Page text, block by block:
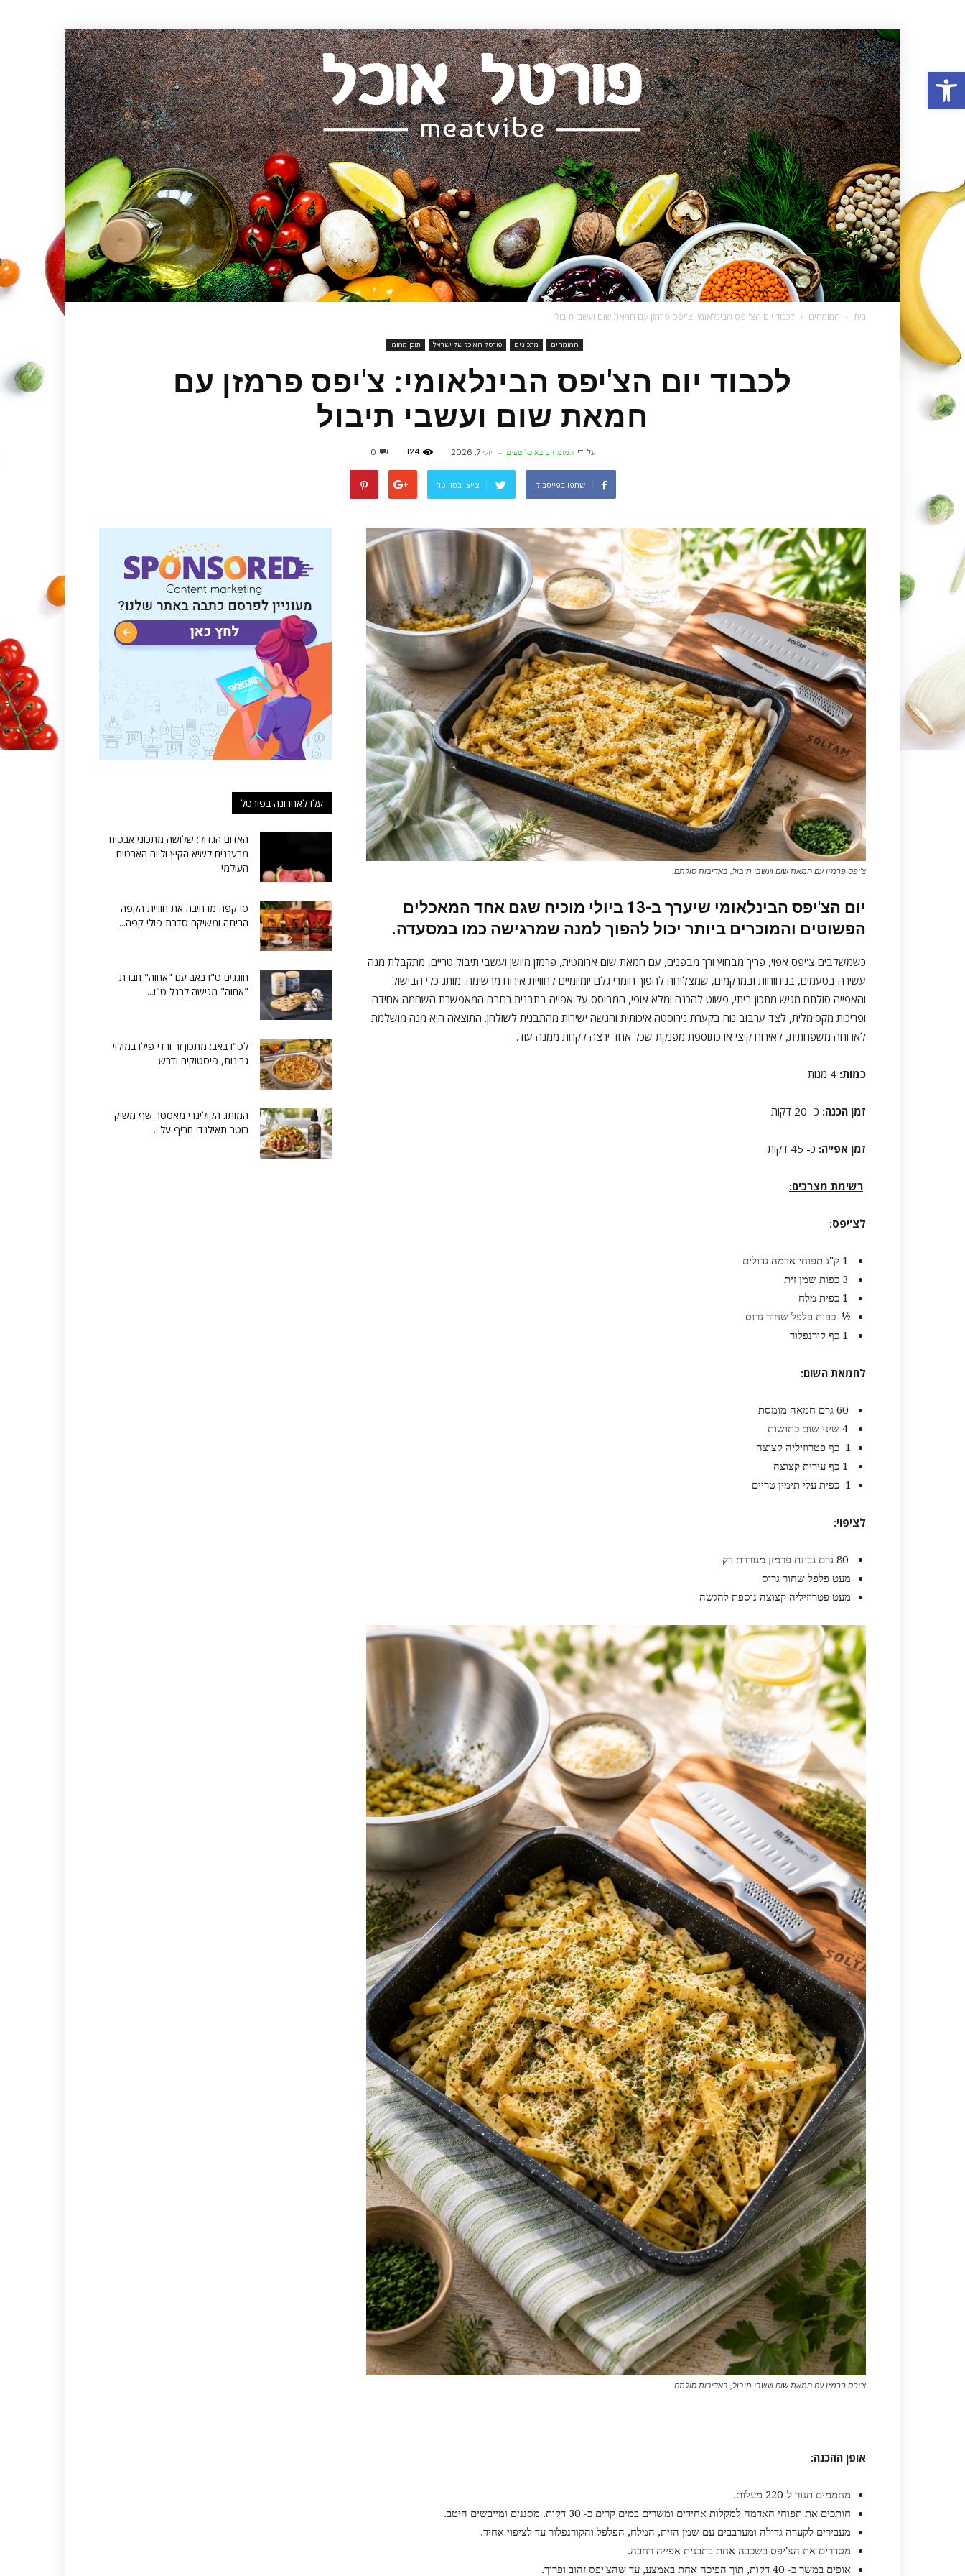
פתח סרגל נגישות
פורטל
בית המומחים לכבוד יום הצ'יפס הבינלאומי: צ'יפס פרמזן עם חמאת שום ועשבי תיבול
המומחים מתכונים פורטל האוכל של ישראל תוכן ממומן
לכבוד יום הצ'יפס הבינלאומי: צ'יפס פרמזן עם
חמאת שום ועשבי תיבול
על ידי המומחים באוכל טעים - יולי 7, 2026 124
0
שתפו בפייסבוק צייצו בטוויטר
צ'יפס פרמזן עם חמאת שום ועשבי תיבול, באדיבות סולתם.
יום הצ'יפס הבינלאומי שיערך ב-13 ביולי מוכיח שגם אחד המאכלים
הפשוטים והמוכרים ביותר יכול להפוך למנה שמרגישה כמו במסעדה.
כשמשלבים צ'יפס אפוי, פריך מבחוץ ורך מבפנים, עם חמאת שום ארומטית, פרמזן מיושן ועשבי תיבול טריים, מתקבלת מנה
עשירה בטעמים, בניחוחות ובמרקמים, שמצליחה להפוך חומרי גלם יומיומיים לחוויית אירוח מרשימה. מותג כלי הבישול
והאפייה סולתם מגיש מתכון ביתי, פשוט להכנה ומלא אופי, המבוסס על אפייה בתבנית רחבה המאפשרת השחמה אחידה
ופריכות מקסימלית, לצד ערבוב נוח בקערת נירוסטה איכותית והגשה ישירות מהתבנית לשולחן. התוצאה היא מנה מושלמת
לארוחה משפחתית, לאירוח קיצי או כתוספת מפנקת שכל אחד ירצה לקחת ממנה עוד.
כמות: 4 מנות
זמן הכנה: כ- 20 דקות
זמן אפייה: כ- 45 דקות
רשימת מצרכים:
לצ'יפס:
½ כפית פלפל שחור גרוס
לחמאת השום:
1 כף פטרוזיליה קצוצה
1 כפית עלי תימין טריים
לציפוי:
מעט פלפל שחור גרוס
מעט פטרוזיליה קצוצה נוספת להגשה
צ'יפס פרמזן עם חמאת שום ועשבי תיבול, באדיבות סולתם.
אופן ההכנה:
מחממים תנור ל-220 מעלות.
חותכים את תפוחי האדמה למקלות אחידים ומשרים במים קרים כ- 30 דקות. מסננים ומייבשים היטב.
מעבירים לקערה גדולה ומערבבים עם שמן הזית, המלח, הפלפל והקורנפלור עד לציפוי אחיד.
מסדרים את הצ'יפס בשכבה אחת בתבנית אפייה רחבה.
אופים במשך כ- 40 דקות, תוך הפיכה אחת באמצע, עד שהצ'יפס זהוב ופריך.
עלו לאחרונה בפורטל
האדום הגדול: שלושה מתכוני אבטיח
מרעננים לשיא הקיץ וליום האבטיח
העולמי
סי קפה מרחיבה את חוויית הקפה
הביתה ומשיקה סדרת פולי קפה...
חוגגים ט"ו באב עם "אחוה" חברת
"אחוה" מגישה לרגל ט"ו...
לט"ו באב: מתכון זר ורדי פילו במילוי
גבינות, פיסטוקים ודבש
המותג הקולינרי מאסטר שף משיק
רוטב תאילנדי חריף על...